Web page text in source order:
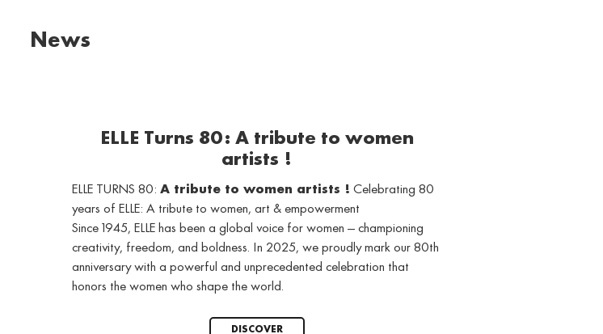
News
ELLE Turns 80: A tribute to women
artists !
ELLE TURNS 80: A tribute to women artists ! Celebrating 80
years of ELLE: A tribute to women, art & empowerment
Since 1945, ELLE has been a global voice for women — championing
creativity, freedom, and boldness. In 2025, we proudly mark our 80th
anniversary with a powerful and unprecedented celebration that
honors the women who shape the world.
DISCOVER